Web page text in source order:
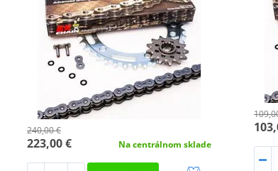
240,00 €
223,00 € Na centrálnom sklade